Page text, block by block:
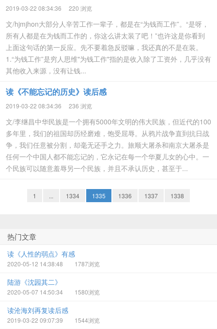
2019-03-22 08:34:36 220 浏览
文/hjmjhon大部分人辛苦工作一辈子，都是在“为钱而工作”。“是呀，
所有人都是在为钱而工作的，你这么讲太装了吧！”也许这是你看到
上面这句话的第一反应。先不要着急反驳嘛，我还真的不是在装。
1.“为钱工作”是穷人思维"为钱工作"指的是收入除了工资外，几乎没有
其他收入来源，没有让钱...
读《不能忘记的历史》读后感
2019-03-22 08:34:36 236 浏览
文/李继昌中华民族是一个拥有5000年文明的伟大民族，但近代的100
多年里，我们的祖国却历经磨难，饱受屈辱。从鸦片战争直到抗日战
争，我们任意被分割，却毫无还手之力。旅顺大屠杀和南京大屠杀是
任何一个中国人都不能忘记的，它永记在每一个华夏儿女的心中。一
个民族可以随意羞辱另一个民族，并且不承认历史，甚至于...
1 ... 1334 1335 1336 1337 1338
热门文章
读《人性的弱点》有感
2020-05-12 14:38:48 1787浏览
陆游《沈园其二》
2020-05-07 14:50:34 1580浏览
读沧海刘再复读后感
2019-03-22 09:07:39 1544浏览